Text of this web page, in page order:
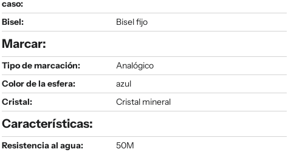
caso:
Bisel: Bisel fijo
Marcar:
Tipo de marcación:
Analógico
Color de la esfera:
azul
Cristal:
Cristal mineral
Características:
Resistencia al agua:
50M